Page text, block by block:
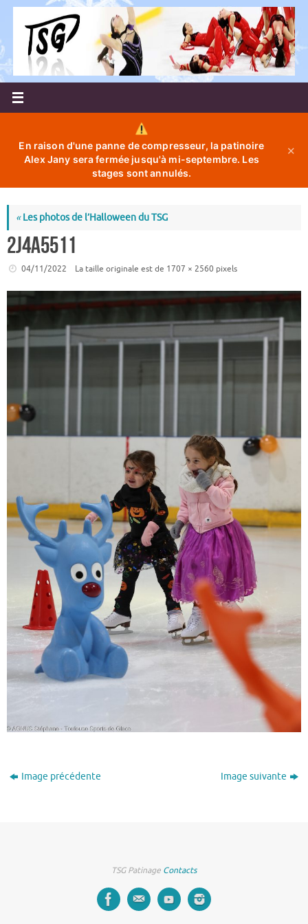
Passer
contenu
En raison d'une panne de compresseur, la patinoire
Alex Jany sera fermée jusqu'à mi-septembre. Les
stages sont annulés.
✕
«Les photos de l’Halloween du TSG
2J4A5511
04/11/2022 La taille originale est de 1707 × 2560 pixels
Image précédente Image suivante
TSG Patinage Contacts